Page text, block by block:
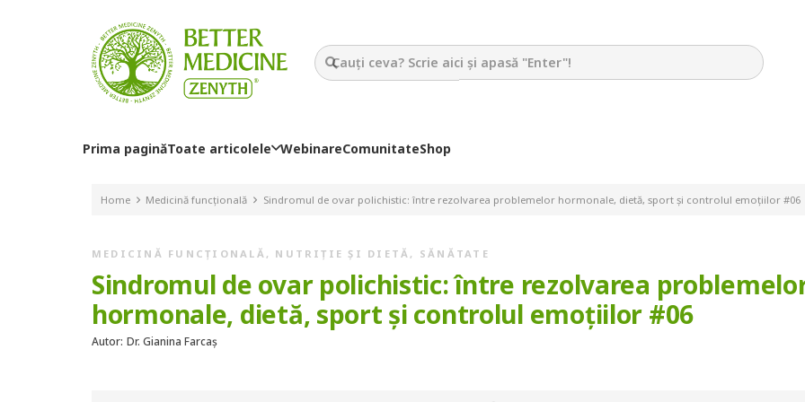
Prima paginăToate articolele WebinareComunitateShop
Home Medicină funcțională Sindromul de ovar polichistic: între rezolvarea problemelor hormonale, dietă, sport și controlul emoțiilor #06
MEDICINĂ FUNCȚIONALĂ , NUTRIȚIE ȘI DIETĂ , SĂNĂTATE
Sindromul de ovar polichistic: între rezolvarea
hormonale, dietă, sport și controlul emoțiilor #06
Autor: Dr. Gianina Farcaș